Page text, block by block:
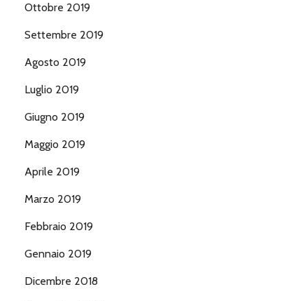
Ottobre 2019
Settembre 2019
Agosto 2019
Luglio 2019
Giugno 2019
Maggio 2019
Aprile 2019
Marzo 2019
Febbraio 2019
Gennaio 2019
Dicembre 2018